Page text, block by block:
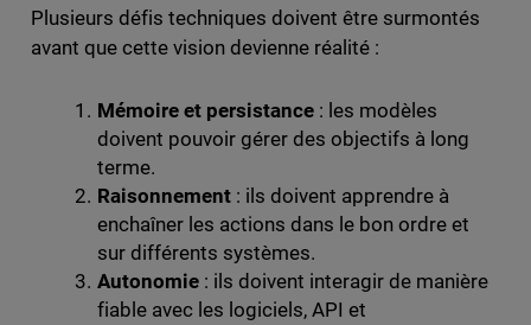
Plusieurs défis techniques doivent être surmontés
avant que cette vision devienne réalité :
Mémoire et persistance: les modèles
doivent pouvoir gérer des objectifs à long
terme.
Raisonnement: ils doivent apprendre à
enchaîner les actions dans le bon ordre et
sur différents systèmes.
Autonomie: ils doivent interagir de manière
fiable avec les logiciels, API et